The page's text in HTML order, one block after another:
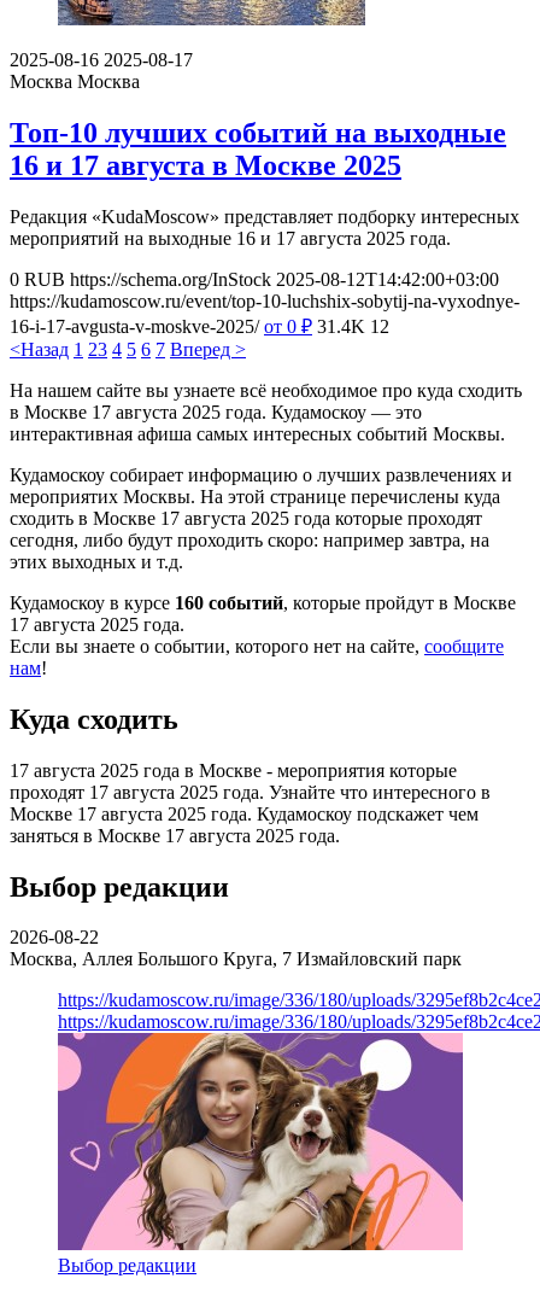
2025-08-16 2025-08-17
Москва Москва
Топ-10 лучших событий на выходные
16 и 17 августа в Москве 2025
Редакция «KudaMoscow» представляет подборку интересных
мероприятий на выходные 16 и 17 августа 2025 года.
0 RUB https://schema.org/InStock 2025-08-12T14:42:00+03:00
https://kudamoscow.ru/event/top-10-luchshix-sobytij-na-vyxodnye-
16-i-17-avgusta-v-moskve-2025/ от 0 ₽ 31.4K 12
<Назад 1 23 4 5 6 7 Вперед >
На нашем сайте вы узнаете всё необходимое про куда сходить
в Москве 17 августа 2025 года. Кудамоскоу — это
интерактивная афиша самых интересных событий Москвы.
Кудамоскоу собирает информацию о лучших развлечениях и
мероприятих Москвы. На этой странице перечислены куда
сходить в Москве 17 августа 2025 года которые проходят
сегодня, либо будут проходить скоро: например завтра, на
этих выходных и т.д.
Кудамоскоу в курсе 160 событий, которые пройдут в Москве
17 августа 2025 года.
Если вы знаете о событии, которого нет на сайте, сообщите
нам!
Куда сходить
17 августа 2025 года в Москве - мероприятия которые
проходят 17 августа 2025 года. Узнайте что интересного в
Москве 17 августа 2025 года. Кудамоскоу подскажет чем
заняться в Москве 17 августа 2025 года.
Выбор редакции
2026-08-22
Москва, Аллея Большого Круга, 7 Измайловский парк
https://kudamoscow.ru/image/336/180/uploads/
https://kudamoscow.ru/image/336/180/uploads/
Выбор редакции